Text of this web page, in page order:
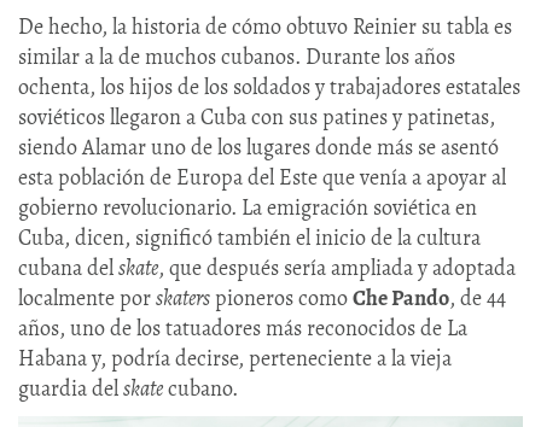
De hecho, la historia de cómo obtuvo Reinier su tabla es
similar a la de muchos cubanos. Durante los años
ochenta, los hijos de los soldados y trabajadores estatales
soviéticos llegaron a Cuba con sus patines y patinetas,
siendo Alamar uno de los lugares donde más se asentó
esta población de Europa del Este que venía a apoyar al
gobierno revolucionario. La emigración soviética en
Cuba, dicen, significó también el inicio de la cultura
cubana delskate, que después sería ampliada y adoptada
localmente porskaterspioneros comoChe Pando, de 44
años, uno de los tatuadores más reconocidos de La
Habana y, podría decirse, perteneciente a la vieja
guardia delskatecubano.